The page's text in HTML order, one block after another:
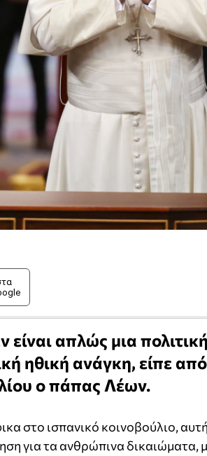
είναι απλώς μια
ηθική ανάγκη, είπε
ο πάπας Λέων.
στο ισπανικό κοινοβούλιο,
για τα ανθρώπινα δικαιώματα,